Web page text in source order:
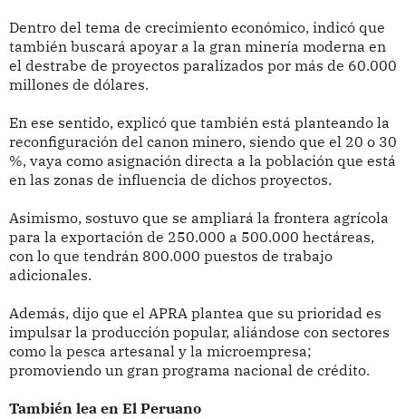
Dentro del tema de crecimiento económico, indicó que
también buscará apoyar a la gran minería moderna en
el destrabe de proyectos paralizados por más de 60.000
millones de dólares.
En ese sentido, explicó que también está planteando la
reconfiguración del canon minero, siendo que el 20 o 30
%, vaya como asignación directa a la población que está
en las zonas de influencia de dichos proyectos.
Asimismo, sostuvo que se ampliará la frontera agrícola
para la exportación de 250.000 a 500.000 hectáreas,
con lo que tendrán 800.000 puestos de trabajo
adicionales.
Además, dijo que el APRA plantea que su prioridad es
impulsar la producción popular, aliándose con sectores
como la pesca artesanal y la microempresa;
promoviendo un gran programa nacional de crédito.
También lea en El Peruano